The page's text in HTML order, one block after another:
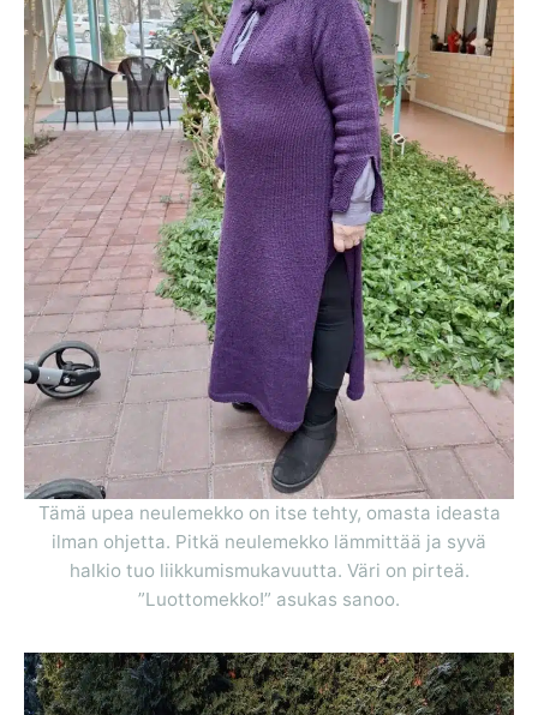
Tämä upea neulemekko on itse tehty, omasta ideasta
ilman ohjetta. Pitkä neulemekko lämmittää ja syvä
halkio tuo liikkumismukavuutta. Väri on pirteä.
”Luottomekko!” asukas sanoo.